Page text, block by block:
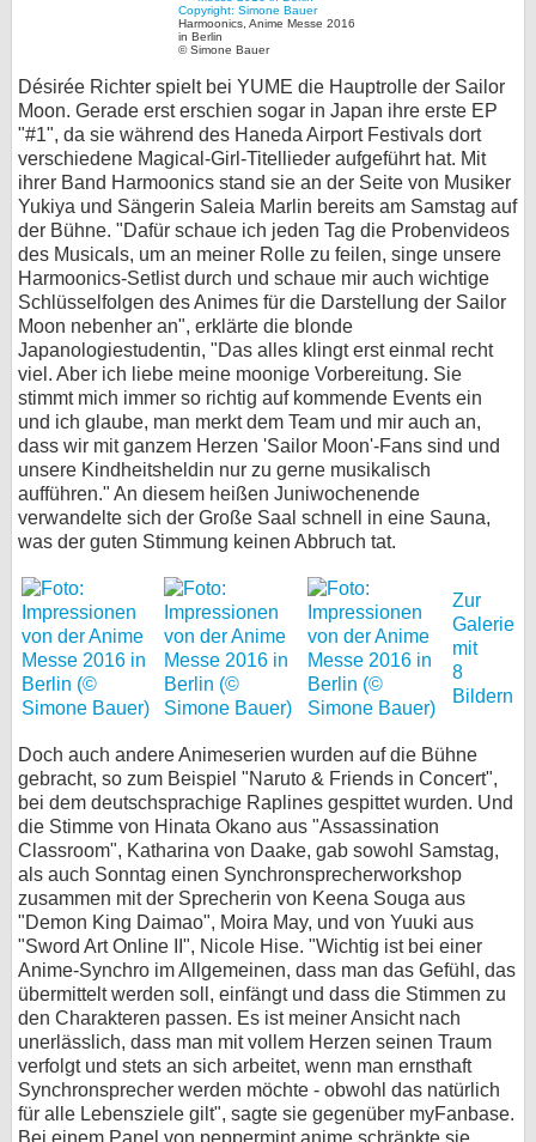
Harmoonics, Anime Messe 2016
in Berlin
© Simone Bauer
Désirée Richter spielt bei YUME die Hauptrolle der Sailor
Moon. Gerade erst erschien sogar in Japan ihre erste EP
"#1", da sie während des Haneda Airport Festivals dort
verschiedene Magical-Girl-Titellieder aufgeführt hat. Mit
ihrer Band Harmoonics stand sie an der Seite von Musiker
Yukiya und Sängerin Saleia Marlin bereits am Samstag auf
der Bühne. "Dafür schaue ich jeden Tag die Probenvideos
des Musicals, um an meiner Rolle zu feilen, singe unsere
Harmoonics-Setlist durch und schaue mir auch wichtige
Schlüsselfolgen des Animes für die Darstellung der Sailor
Moon nebenher an", erklärte die blonde
Japanologiestudentin, "Das alles klingt erst einmal recht
viel. Aber ich liebe meine moonige Vorbereitung. Sie
stimmt mich immer so richtig auf kommende Events ein
und ich glaube, man merkt dem Team und mir auch an,
dass wir mit ganzem Herzen 'Sailor Moon'-Fans sind und
unsere Kindheitsheldin nur zu gerne musikalisch
aufführen." An diesem heißen Juniwochenende
verwandelte sich der Große Saal schnell in eine Sauna,
was der guten Stimmung keinen Abbruch tat.
Zur
Galerie
mit
8
Bildern
Doch auch andere Animeserien wurden auf die Bühne
gebracht, so zum Beispiel "Naruto & Friends in Concert",
bei dem deutschsprachige Raplines gespittet wurden. Und
die Stimme von Hinata Okano aus "Assassination
Classroom", Katharina von Daake, gab sowohl Samstag,
als auch Sonntag einen Synchronsprecherworkshop
zusammen mit der Sprecherin von Keena Souga aus
"Demon King Daimao", Moira May, und von Yuuki aus
"Sword Art Online II", Nicole Hise. "Wichtig ist bei einer
Anime-Synchro im Allgemeinen, dass man das Gefühl, das
übermittelt werden soll, einfängt und dass die Stimmen zu
den Charakteren passen. Es ist meiner Ansicht nach
unerlässlich, dass man mit vollem Herzen seinen Traum
verfolgt und stets an sich arbeitet, wenn man ernsthaft
Synchronsprecher werden möchte - obwohl das natürlich
für alle Lebensziele gilt", sagte sie gegenüber myFanbase.
Bei einem Panel von peppermint anime schränkte sie